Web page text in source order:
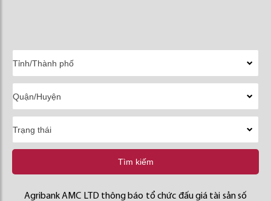
Tìm kiếm
Agribank AMC LTD thông báo tổ chức đấu giá tài sản số